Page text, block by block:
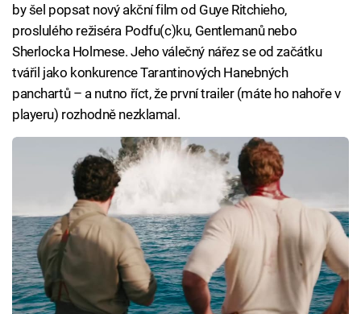
by šel popsat nový akční film od Guye Ritchieho,
proslulého režiséra Podfu(c)ku, Gentlemanů nebo
Sherlocka Holmese. Jeho válečný nářez se od začátku
tvářil jako konkurence Tarantinových Hanebných
panchartů – a nutno říct, že první trailer (máte ho nahoře v
playeru) rozhodně nezklamal.